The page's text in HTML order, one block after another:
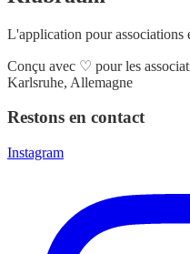
L'application pour associations
Conçu avec ♡ pour les
Karlsruhe, Allemagne
Restons en contact
Instagram